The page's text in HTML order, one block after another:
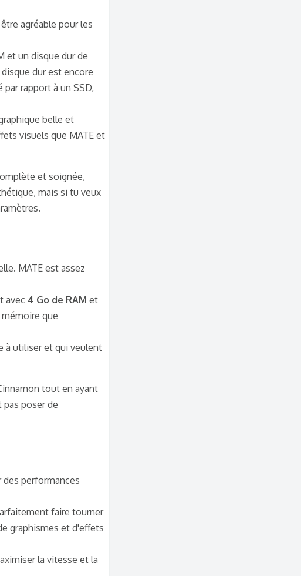
agréable pour les
et un disque dur de
dur est encore
rapport à un SSD,
belle et
visuels que MATE et
et soignée,
mais si tu veux
MATE est assez
avec 4 Go de RAM et
que
à utiliser et qui veulent
tout en ayant
poser de
performances
faire tourner
graphismes et d'effets
la vitesse et la